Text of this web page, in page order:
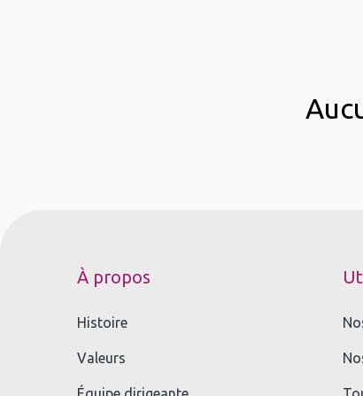
À propos
Histoire
Valeurs